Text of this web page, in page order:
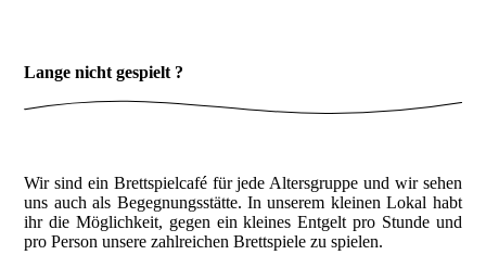
Lange nicht gespielt ?
Wir sind ein Brettspielcafé für jede Altersgruppe und wir sehen
uns auch als Begegnungsstätte. In unserem kleinen Lokal habt
ihr die Möglichkeit, gegen ein kleines Entgelt pro Stunde und
pro Person unsere zahlreichen Brettspiele zu spielen.